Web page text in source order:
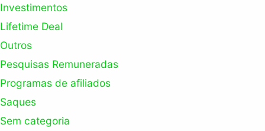
Investimentos
Lifetime Deal
Outros
Pesquisas Remuneradas
Programas de afiliados
Saques
Sem categoria